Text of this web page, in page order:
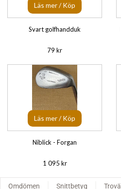
Läs mer / Köp
Svart golfhandduk
79 kr
Läs mer / Köp
Niblick - Forgan
1 095 kr